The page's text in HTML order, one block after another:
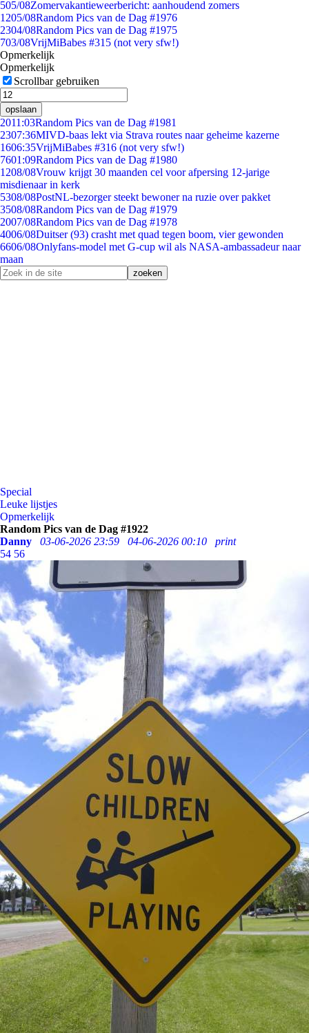
505/08Zomervakantieweerbericht: aanhoudend zomers
1205/08Random Pics van de Dag #1976
2304/08Random Pics van de Dag #1975
703/08VrijMiBabes #315 (not very sfw!)
Opmerkelijk
Opmerkelijk
Scrollbar gebruiken
opslaan
2011:03Random Pics van de Dag #1981
2307:36MIVD-baas lekt via Strava routes naar geheime kazerne
1606:35VrijMiBabes #316 (not very sfw!)
7601:09Random Pics van de Dag #1980
1208/08Vrouw krijgt 30 maanden cel voor afpersing 12-jarige
misdienaar in kerk
5308/08PostNL-bezorger steekt bewoner na ruzie over pakket
3508/08Random Pics van de Dag #1979
2007/08Random Pics van de Dag #1978
4006/08Duitser (93) crasht met quad tegen boom, vier gewonden
6606/08Onlyfans-model met G-cup wil als NASA-ambassadeur naar
maan
Special
Leuke lijstjes
Opmerkelijk
Random Pics van de Dag #1922
Danny
03-06-2026 23:59 04-06-2026 00:10
print
54 56